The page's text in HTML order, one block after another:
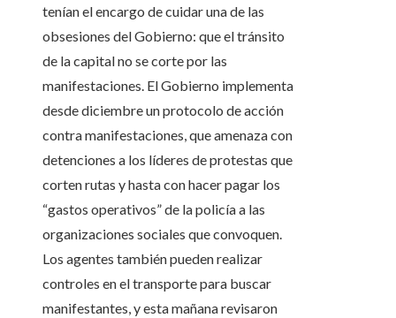
tenían el encargo de cuidar una de las
obsesiones del Gobierno: que el tránsito
de la capital no se corte por las
manifestaciones. El Gobierno implementa
desde diciembre un protocolo de acción
contra manifestaciones, que amenaza con
detenciones a los líderes de protestas que
corten rutas y hasta con hacer pagar los
“gastos operativos” de la policía a las
organizaciones sociales que convoquen.
Los agentes también pueden realizar
controles en el transporte para buscar
manifestantes, y esta mañana revisaron